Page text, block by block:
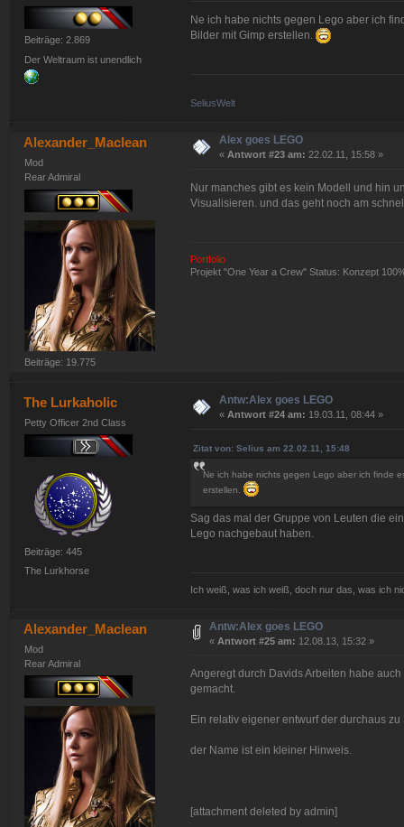
Beiträge: 2.869
Der Weltraum ist unendlich
Ne ich habe nichts gegen Lego aber ich
Bilder mit Gimp erstellen.
SeliusWelt
Alexander_Maclean
Mod
Rear Admiral
Beiträge: 19.775
Alex goes LEGO
«Antwort #23 am: 22.02.11, 15:58 »
Nur manches gibt es kein Modell und hin
Visualisieren. und das geht noch am
Portfolio
Projekt "One Year a Crew" Status: Konzept
The Lurkaholic
Petty Officer 2nd Class
Beiträge: 445
The Lurkhorse
Antw:Alex goes LEGO
« Antwort #24 am: 19.03.11, 08:44 »
Zitat von: Selius am 22.02.11, 15:48
Ne ich habe nichts gegen Lego aber ich finde
erstellen.
Sag das mal der Gruppe von Leuten die
Lego nachgebaut haben.
Ich weiß, was ich weiß, doch nur das, was ich
Alexander_Maclean
Mod
Rear Admiral
Antw:Alex goes LEGO
« Antwort #25 am: 12.08.13, 15:32 »
Angeregt durch Davids Arbeiten habe
gemacht.
Ein relativ eigener entwurf der durchaus zu
der Name ist ein kleiner Hinweis.
[attachment deleted by admin]